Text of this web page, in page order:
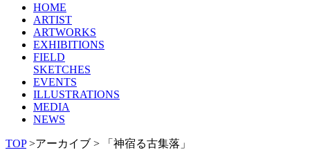
HOME
ARTIST
ARTWORKS
EXHIBITIONS
FIELD
SKETCHES
EVENTS
ILLUSTRATIONS
MEDIA
NEWS
TOP>アーカイブ > 「神宿る古集落」